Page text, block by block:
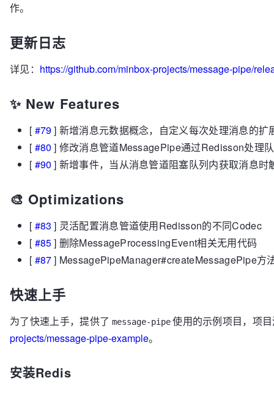
作。
更新日志
详见： https://github.com/minbox-projects/message-pipe/
✨ New Features
[ #79] 新增消息元数据概念，自定义每次处理消息的扩
[ #80 ] 修改消息管道MessagePipe通过Redisson处理
[ #90 ] 新增事件，当从消息管道阻塞队列内获取消息时
🎨 Optimizations
[ #83 ] 灵活配置消息管道使用Redisson的不同Codec
[ #85] 删除MessageProcessingEvent相关无用代码
[ #87] MessagePipeManager#createMessagePipe方
快速上手
为了快速上手，提供了 message-pipe 使用的示例项目，项
projects/message-pipe-example。
安装Redis